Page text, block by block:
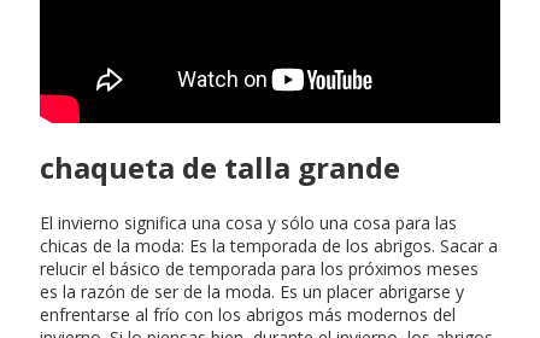
chaqueta de talla grande
El invierno significa una cosa y sólo una cosa para las
chicas de la moda: Es la temporada de los abrigos. Sacar a
relucir el básico de temporada para los próximos meses
es la razón de ser de la moda. Es un placer abrigarse y
enfrentarse al frío con los abrigos más modernos del